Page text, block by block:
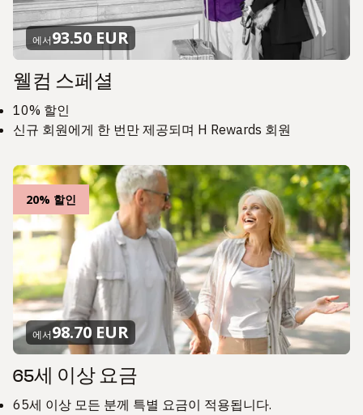
에서93.50 EUR
웰컴 스페셜
10% 할인
신규 회원에게 한 번만 제공되며 H Rewards 회원
20% 할인
에서98.70 EUR
65세 이상 요금
65세 이상 모든 분께 특별 요금이 적용됩니다.